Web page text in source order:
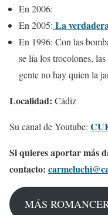
En 2006:
En 2005: La
En 1996: Con las
se lía los trocolones,
gente no hay quien la
Localidad: Cádiz
Su canal de Youtube:
Si quieres aportar más
contacto:
MÁS